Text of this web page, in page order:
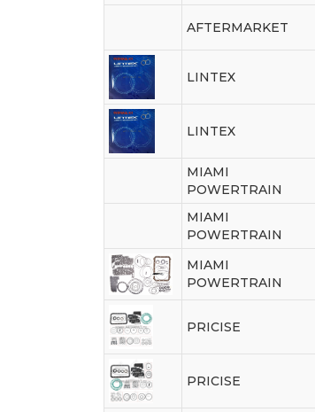
AFTERMARKET
LINTEX
LINTEX
MIAMI
POWERTRAIN
MIAMI
POWERTRAIN
MIAMI
POWERTRAIN
PRICISE
PRICISE